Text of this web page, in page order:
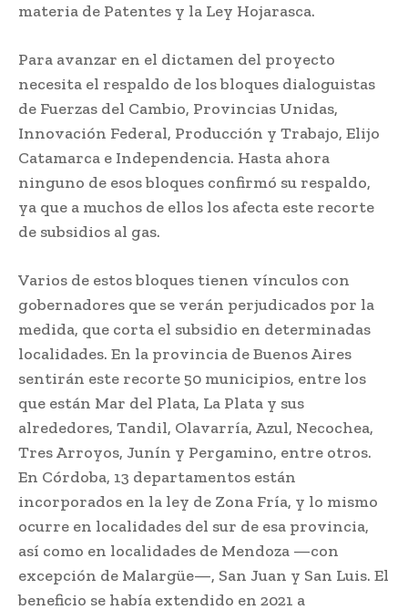
materia de Patentes y la Ley Hojarasca.
Para avanzar en el dictamen del proyecto
necesita el respaldo de los bloques dialoguistas
de Fuerzas del Cambio, Provincias Unidas,
Innovación Federal, Producción y Trabajo, Elijo
Catamarca e Independencia. Hasta ahora
ninguno de esos bloques confirmó su respaldo,
ya que a muchos de ellos los afecta este recorte
de subsidios al gas.
Varios de estos bloques tienen vínculos con
gobernadores que se verán perjudicados por la
medida, que corta el subsidio en determinadas
localidades. En la provincia de Buenos Aires
sentirán este recorte 50 municipios, entre los
que están Mar del Plata, La Plata y sus
alrededores, Tandil, Olavarría, Azul, Necochea,
Tres Arroyos, Junín y Pergamino, entre otros.
En Córdoba, 13 departamentos están
incorporados en la ley de Zona Fría, y lo mismo
ocurre en localidades del sur de esa provincia,
así como en localidades de Mendoza —con
excepción de Malargüe—, San Juan y San Luis. El
beneficio se había extendido en 2021 a